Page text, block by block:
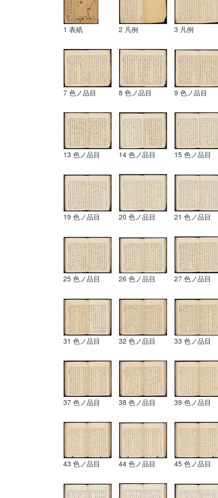
1 表紙 2 凡例 3 凡例
7 色ノ品目 8 色ノ品目 9 色ノ品目
13 色ノ品目 14 色ノ品目 15 色ノ品目
19 色ノ品目 20 色ノ品目 21 色ノ品目
25 色ノ品目 26 色ノ品目 27 色ノ品目
31 色ノ品目 32 色ノ品目 33 色ノ品目
37 色ノ品目 38 色ノ品目 39 色ノ品目
43 色ノ品目 44 色ノ品目 45 色ノ品目